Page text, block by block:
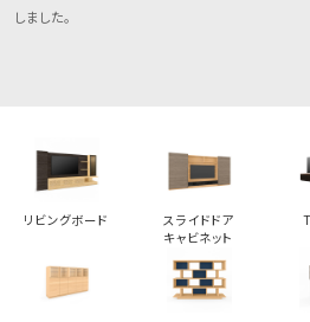
しました。
リビングボード
スライドドア
キャビネット